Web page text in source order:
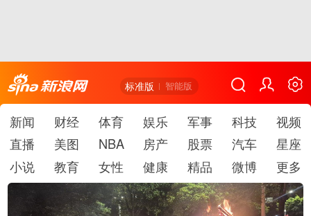
标准版 智能版
新闻 财经 体育 娱乐 军事 科技
视频
直播
美图 NBA 房产 股票 汽车
星座
小说
教育 女性 健康 精品 微博 更多